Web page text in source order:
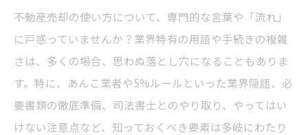
不動産売却の使い方について、専門的な言葉や「流れ」
に戸惑っていませんか？業界特有の用語や手続きの複雑
さは、多くの場合、思わぬ落とし穴になることもありま
す。特に、あんこ業者や5%ルールといった業界隠語、必
要書類の徹底準備、司法書士とのやり取り、やってはい
けない注意点など、知っておくべき要素は多岐にわたり